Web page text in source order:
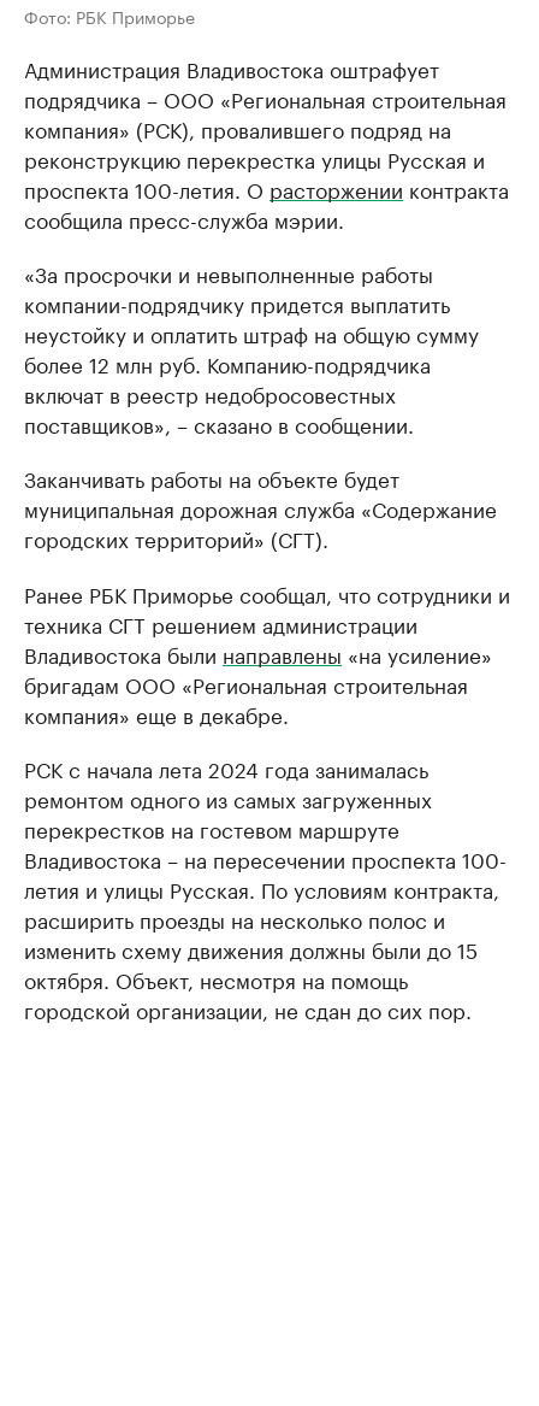
Фото: РБК Приморье
Администрация Владивостока оштрафует
подрядчика – ООО «Региональная строительная
компания» (РСК), провалившего подряд на
реконструкцию перекрестка улицы Русская и
проспекта 100-летия. О расторжении контракта
сообщила пресс-служба мэрии.
«За просрочки и невыполненные работы
компании-подрядчику придется выплатить
неустойку и оплатить штраф на общую сумму
более 12 млн руб. Компанию-подрядчика
включат в реестр недобросовестных
поставщиков», – сказано в сообщении.
Заканчивать работы на объекте будет
муниципальная дорожная служба «Содержание
городских территорий» (СГТ).
Ранее РБК Приморье сообщал, что сотрудники и
техника СГТ решением администрации
Владивостока были направлены «на усиление»
бригадам ООО «Региональная строительная
компания» еще в декабре.
РСК с начала лета 2024 года занималась
ремонтом одного из самых загруженных
перекрестков на гостевом маршруте
Владивостока – на пересечении проспекта 100-
летия и улицы Русская. По условиям контракта,
расширить проезды на несколько полос и
изменить схему движения должны были до 15
октября. Объект, несмотря на помощь
городской организации, не сдан до сих пор.